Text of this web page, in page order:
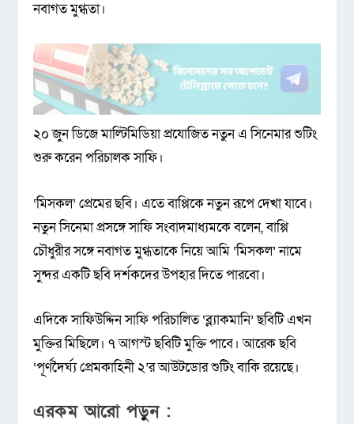
নবাগত মুগ্ধতা।
২০ জুন ডিজে মাল্টিমিডিয়া প্রযোজিত নতুন এ সিনেমার শুটিং
শুরু করেন পরিচালক সাফি।
‘মিসকল’ প্রেমের ছবি। এতে বাপ্পিকে নতুন রূপে দেখা যাবে।
নতুন সিনেমা প্রসঙ্গে সাফি সংবাদমাধ্যমকে বলেন, বাপ্পি
চৌধুরীর সঙ্গে নবাগত মুগ্ধতাকে নিয়ে আমি ‘মিসকল’ নামে
সুন্দর একটি ছবি দর্শকদের উপহার দিতে পারবো।
এদিকে সাফিউদ্দিন সাফি পরিচালিত ‘ব্ল্যাকমানি’ ছবিটি এখন
মুক্তির মিছিলে। ৭ আগস্ট ছবিটি মুক্তি পাবে। আরেক ছবি
‘পূর্ণদৈর্ঘ্য প্রেমকাহিনী ২’র আউটডোর শুটিং বাকি রয়েছে।
এরকম আরো পড়ুন :